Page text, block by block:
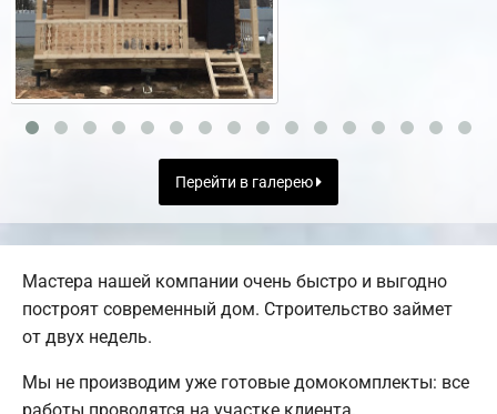
Перейти в галерею
Мастера нашей компании очень быстро и выгодно
построят современный дом. Строительство займет
от двух недель.
Мы не производим уже готовые домокомплекты: все